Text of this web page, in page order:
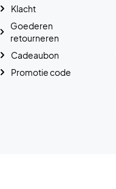
Klacht
Goederen
retourneren
Cadeaubon
Promotie code